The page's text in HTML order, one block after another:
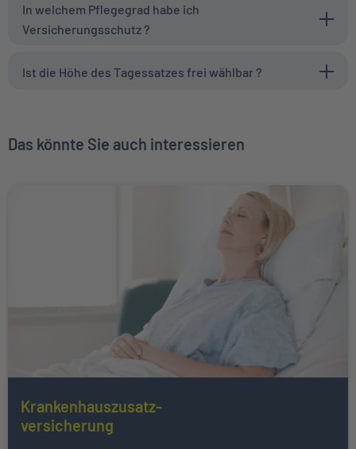
In welchem Pflegegrad habe ich
Versicherungsschutz ?
Ist die Höhe des Tagessatzes frei wählbar ?
Das könnte Sie auch interessieren
Weiter zu Krankenhauszusatz- </br>versicherung
Krankenhauszusatz-
versicherung
Mehr über Das könnte Sie auch interessieren erfahren